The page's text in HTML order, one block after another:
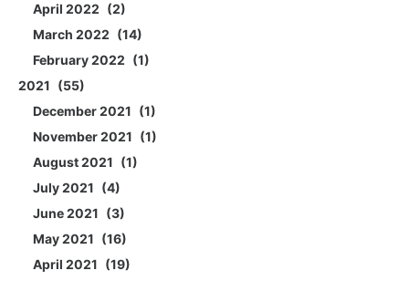
April 2022
2
March 2022
14
February 2022
1
2021
55
December 2021
1
November 2021
1
August 2021
1
July 2021
4
June 2021
3
May 2021
16
April 2021
19